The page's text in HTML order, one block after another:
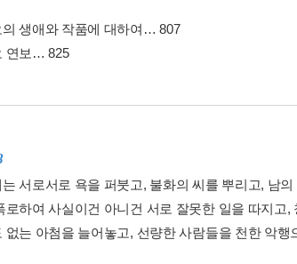
생애와 작품에 대하여… 807
연보… 825
서로서로 욕을 퍼붓고, 불화의 씨를 뿌리고, 남
로하여 사실이건 아니건 서로 잘못한 일을 따지고
없는 아첨을 늘어놓고, 선량한 사람들을 천한 악행